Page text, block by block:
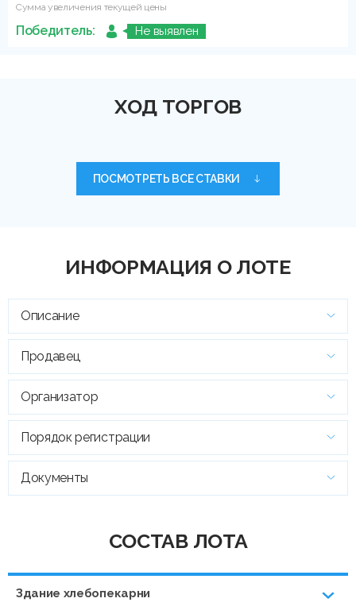
Сумма увеличения текущей цены
Победитель: Не выявлен
ХОД ТОРГОВ
ПОСМОТРЕТЬ ВСЕ СТАВКИ
ИНФОРМАЦИЯ О ЛОТЕ
Описание
Продавец
Организатор
Порядок регистрации
Документы
СОСТАВ ЛОТА
Здание хлебопекарни